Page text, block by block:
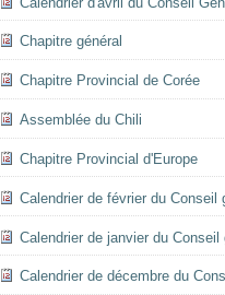
Chapitre général
Chapitre Provincial de Corée
Assemblée du Chili
Chapitre Provincial d'Europe
Calendrier de février du Conseil
Calendrier de janvier du Conseil
Calendrier de décembre du